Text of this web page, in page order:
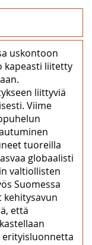
uskontoon
kapeasti liitetty
liittyviä
Viime
tuoreilla
globaalisti
valtiollisten
Suomessa
että